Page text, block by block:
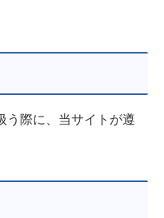
う際に、当サイトが遵